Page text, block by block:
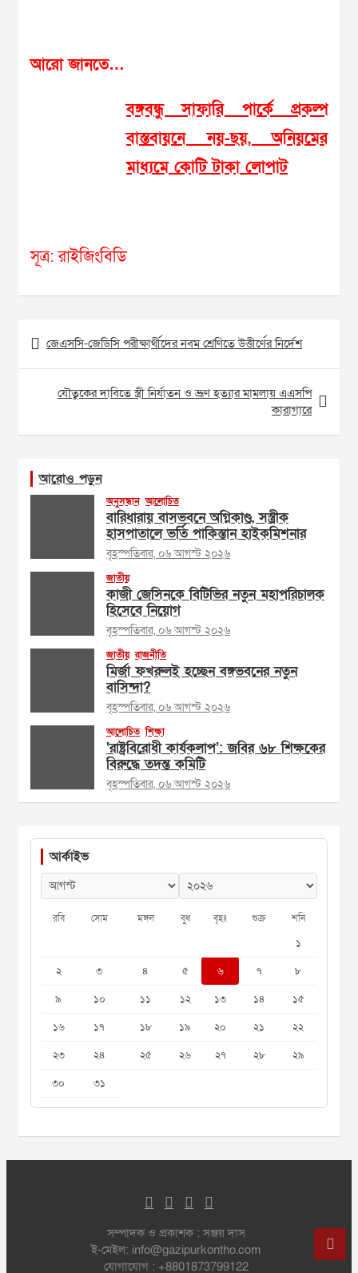
আরো জানতে…
বঙ্গবন্ধু সাফারি পার্কে প্রকল্প
বাস্তবায়নে নয়-ছয়, অনিয়মের
মাধ্যমে কোটি টাকা লোপাট
সূত্র: রাইজিংবিডি
Post
navigation
জেএসসি-জেডিসি পরীক্ষার্থীদের নবম শ্রেণিতে উত্তীর্ণের নির্দেশ
যৌতুকের দাবিতে স্ত্রী নির্যাতন ও ভ্রূণ হত্যার মামলায় এএসপি
কারাগারে
আরোও পড়ুন
অনুসন্ধান আলোচিত
বারিধারায় বাসভবনে অগ্নিকাণ্ড, সস্ত্রীক
হাসপাতালে ভর্তি পাকিস্তান হাইকমিশনার
বৃহস্পতিবার, ০৬ আগস্ট ২০২৬
জাতীয়
কাজী জেসিনকে বিটিভির নতুন মহাপরিচালক
হিসেবে নিয়োগ
বৃহস্পতিবার, ০৬ আগস্ট ২০২৬
জাতীয় রাজনীতি
মির্জা ফখরুলই হচ্ছেন বঙ্গভবনের নতুন
বাসিন্দা?
বৃহস্পতিবার, ০৬ আগস্ট ২০২৬
আলোচিত শিক্ষা
‘রাষ্ট্রবিরোধী কার্যকলাপ’: জবির ৬৮ শিক্ষকের
বিরুদ্ধে তদন্ত কমিটি
বৃহস্পতিবার, ০৬ আগস্ট ২০২৬
আর্কাইভ
রবি সোম মঙ্গল বুধ বৃহঃ শুক্র শনি
১
২
৩ ৪ ৫ ৬ ৭
৮
৯
১০ ১১ ১২ ১৩ ১৪
১৫
১৬
১৭ ১৮ ১৯ ২০ ২১
২২
২৩
২৪ ২৫ ২৬ ২৭ ২৮
২৯
৩০
৩১
সম্পাদক ও প্রকাশক : সঞ্জয় দাস
ই-মেইল: info@gazipurkontho.com
যোগাযোগ : +8801873799122